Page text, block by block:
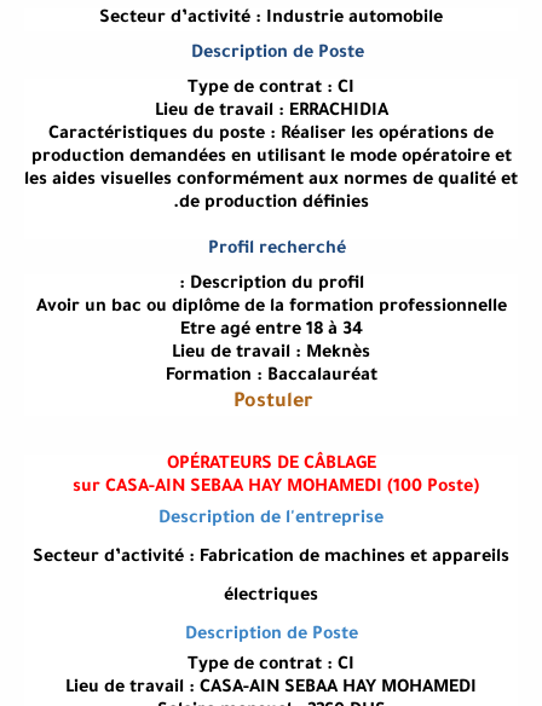
Secteur d’activité : Industrie automobile
Description de Poste
Type de contrat : CI
Lieu de travail : ERRACHIDIA
Caractéristiques du poste : Réaliser les opérations de
production demandées en utilisant le mode opératoire et
les aides visuelles conformément aux normes de qualité et
de production définies.
Profil recherché
Description du profil :
Avoir un bac ou diplôme de la formation professionnelle
Etre agé entre 18 à 34
Lieu de travail : Meknès
Formation : Baccalauréat
Postuler
OPÉRATEURS DE CÂBLAGE
(sur CASA-AIN SEBAA HAY MOHAMEDI (100 Poste
Description de l'entreprise
Secteur d’activité : Fabrication de machines et appareils
électriques
Description de Poste
Type de contrat : CI
Lieu de travail : CASA-AIN SEBAA HAY MOHAMEDI